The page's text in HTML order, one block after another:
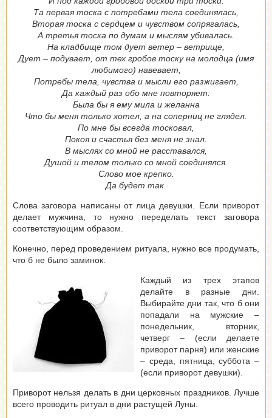
Та первая тоска с потребами тела соединялась,
Вторая тоска с сердцем и чувством сопрягалась,
А третья тоска по думам и мыслям убивалась.
На кладбище том дует ветер – ветрище,
Дует – подувает, от тех гробов тоску на молодца (имя
любимого) навевает,
Потребы тела, чувства и мысли его разжигает,
Да каждый раз обо мне повторяет:
Была бы я ему мила и желанна
Что бы меня только хотел, а на соперниц не глядел.
По мне бы всегда тосковал,
Покоя и счастья без меня не знал.
В мыслях со мной не расставался,
Душой и телом только со мной соединялся.
Слово мое крепко.
Да будет так.
Слова заговора написаны от лица девушки. Если приворот
делает мужчина, то нужно переделать текст заговора
соответствующим образом.
Конечно, перед проведением ритуала, нужно все продумать,
что б не было заминок.
Каждый из трех этапов
делайте в разные дни.
Выбирайте дни так, что б они
попадали на мужские –
понедельник, вторник,
четверг – (если делаете
приворот парня) или женские
– среда, пятница, суббота –
(если приворот девушки).
Приворот нельзя делать в дни церковных праздников. Лучше
всего проводить ритуал в дни растущей Луны.